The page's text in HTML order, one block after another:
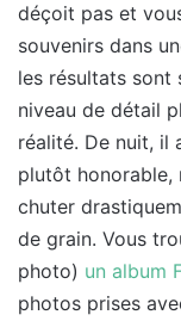
déçoit pas et
souvenirs dans
les résultats sont
niveau de détail
réalité. De nuit, il
plutôt honorable,
chuter
de grain. Vous
photo) un album
photos prises